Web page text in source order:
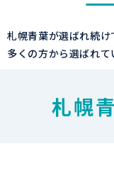
札幌青葉が選ばれ続け
多くの方から選ばれて
札幌